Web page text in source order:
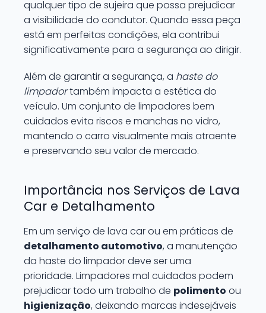
qualquer tipo de sujeira que possa prejudicar
a visibilidade do condutor. Quando essa peça
está em perfeitas condições, ela contribui
significativamente para a segurança ao dirigir.
Além de garantir a segurança, a haste do
limpadortambém impacta a estética do
veículo. Um conjunto de limpadores bem
cuidados evita riscos e manchas no vidro,
mantendo o carro visualmente mais atraente
e preservando seu valor de mercado.
Importância nos Serviços de Lava
Car e Detalhamento
Em um serviço de lava car ou em práticas de
detalhamento automotivo, a manutenção
da haste do limpador deve ser uma
prioridade. Limpadores mal cuidados podem
prejudicar todo um trabalho de polimento ou
higienização, deixando marcas indesejáveis